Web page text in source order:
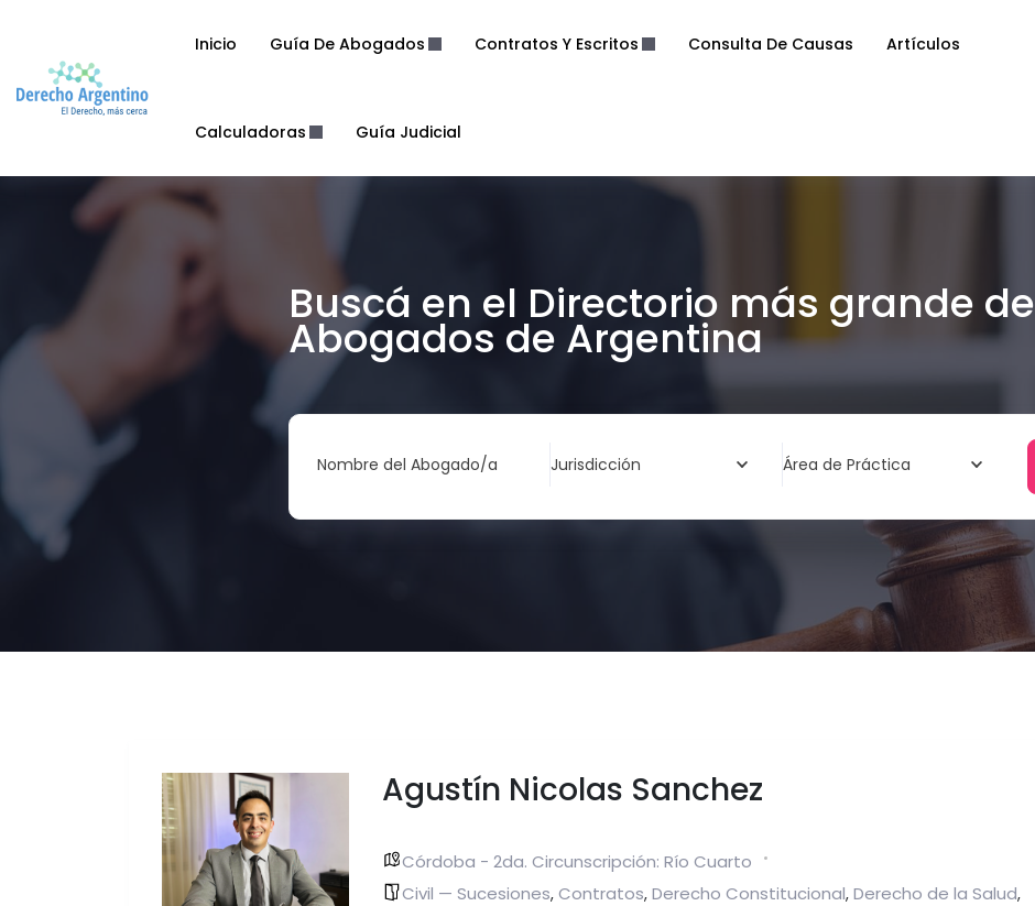
Inicio Guía De Abogados Contratos Y Escritos Consulta De Causas Artículos
Calculadoras Guía Judicial
Buscá en el Directorio más grande de
Abogados de Argentina
Nombre del Abogado/a Jurisdicción Área de Práctica
Agustín Nicolas Sanchez
Córdoba - 2da. Circunscripción: Río Cuarto
Civil — Sucesiones, Contratos, Derecho Constitucional, Derecho de la Salud,